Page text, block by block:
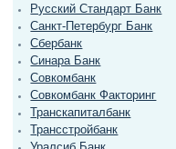
Русский Стандарт Банк
Санкт-Петербург Банк
Сбербанк
Синара Банк
Совкомбанк
Совкомбанк Факторинг
Транскапиталбанк
Трансстройбанк